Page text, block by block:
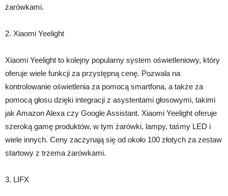
żarówkami.
2. Xiaomi Yeelight
Xiaomi Yeelight to kolejny popularny system oświetleniowy, który
oferuje wiele funkcji za przystępną cenę. Pozwala na
kontrolowanie oświetlenia za pomocą smartfona, a także za
pomocą głosu dzięki integracji z asystentami głosowymi, takimi
jak Amazon Alexa czy Google Assistant. Xiaomi Yeelight oferuje
szeroką gamę produktów, w tym żarówki, lampy, taśmy LED i
wiele innych. Ceny zaczynają się od około 100 złotych za zestaw
startowy z trzema żarówkami.
3. LIFX